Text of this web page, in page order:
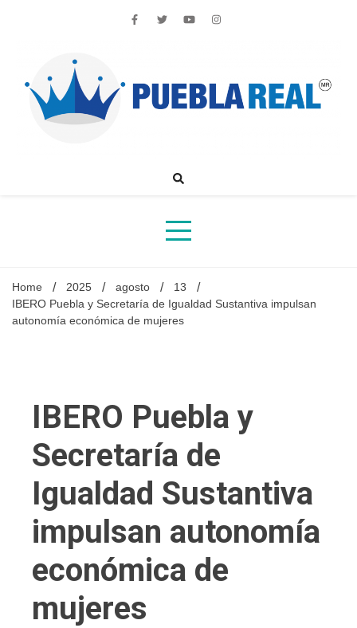
Noticias de actualidad de Puebla, México y el mundo
Home 2025 agosto
13
IBERO Puebla y Secretaría de Igualdad Sustantiva impulsan
autonomía económica de mujeres
IBERO Puebla y
Secretaría de
Igualdad Sustantiva
impulsan autonomía
económica de
mujeres